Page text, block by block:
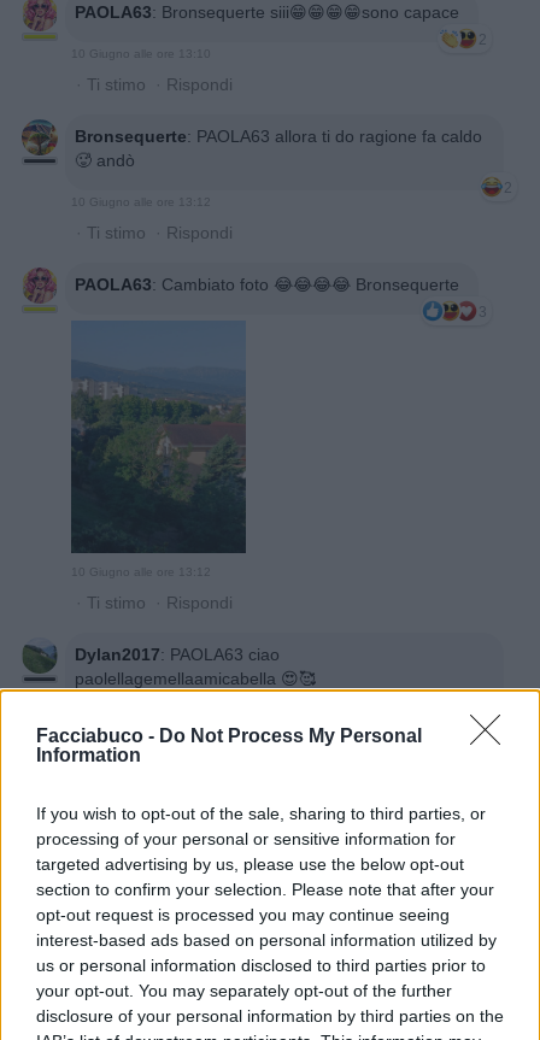
Facciabuco - Do Not Process My Personal
Information
If you wish to opt-out of the sale, sharing to third parties, or
processing of your personal or sensitive information for
targeted advertising by us, please use the below opt-out
section to confirm your selection. Please note that after your
opt-out request is processed you may continue seeing
interest-based ads based on personal information utilized by
us or personal information disclosed to third parties prior to
your opt-out. You may separately opt-out of the further
disclosure of your personal information by third parties on the
PAOLA63: Bronsequerte siii😁😁😁😁sono capace
2
10 Giugno alle ore 13:10
· Ti stimo · Rispondi
Bronsequerte: PAOLA63 allora ti do ragione fa caldo
🥵 andò
2
10 Giugno alle ore 13:12
· Ti stimo · Rispondi
PAOLA63: Cambiato foto 😂😂😂😂 Bronsequerte
3
10 Giugno alle ore 13:12
· Ti stimo · Rispondi
Dylan2017: PAOLA63 ciao
paolellagemellaamicabella 😍🥰
10 Giugno alle ore 13:21
·Ti stimo· Rispondi